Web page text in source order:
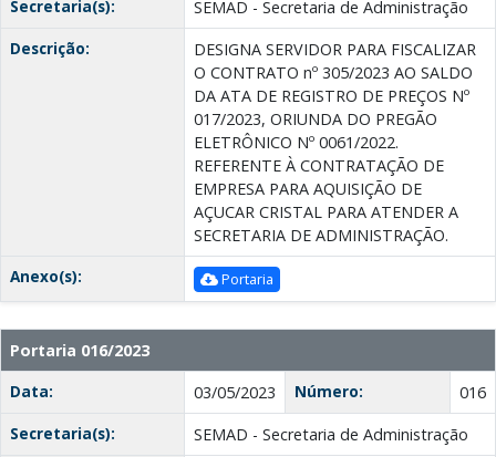
Secretaria(s):
SEMAD - Secretaria de Administração
Descrição:
DESIGNA SERVIDOR PARA FISCALIZAR
O CONTRATO nº 305/2023 AO SALDO
DA ATA DE REGISTRO DE PREÇOS Nº
017/2023, ORIUNDA DO PREGÃO
ELETRÔNICO Nº 0061/2022.
REFERENTE À CONTRATAÇÃO DE
EMPRESA PARA AQUISIÇÃO DE
AÇUCAR CRISTAL PARA ATENDER A
SECRETARIA DE ADMINISTRAÇÃO.
Anexo(s):
Portaria
Portaria 016/2023
Data:
03/05/2023 Número:
016
Secretaria(s):
SEMAD - Secretaria de Administração